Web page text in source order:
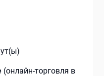
(онлайн-торговля в